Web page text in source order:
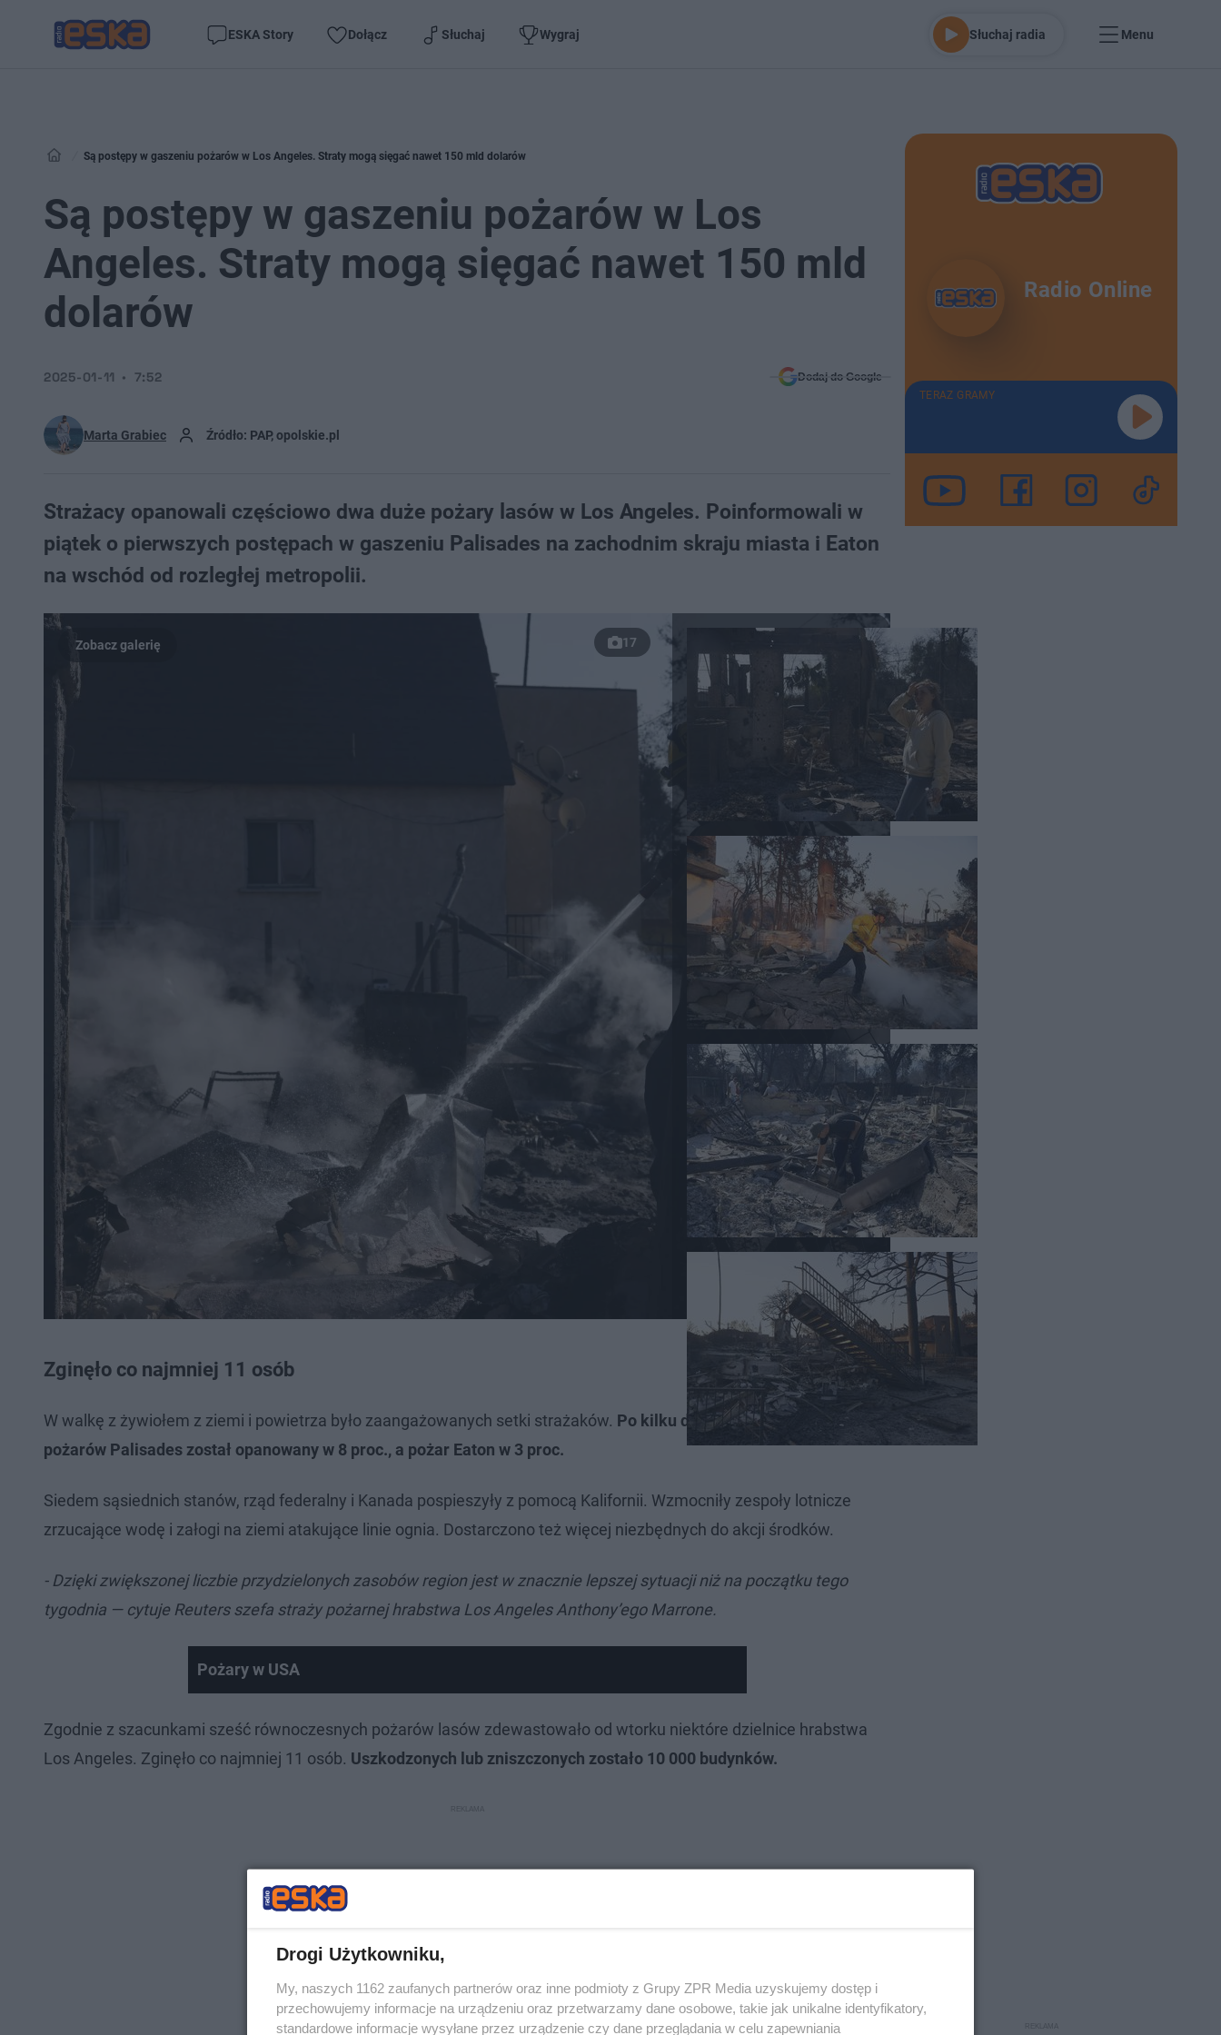
ESKA Story Dołącz Słuchaj Wygraj Słuchaj radia Menu
Są postępy w gaszeniu pożarów w Los Angeles. Straty mogą sięgać nawet 150 mld dolarów
Są postępy w gaszeniu pożarów w Los
Angeles. Straty mogą sięgać nawet 150 mld
dolarów
Marta Grabiec Źródło: PAP, opolskie.pl
2025-01-11 7:52 Dodaj do Google
Strażacy opanowali częściowo dwa duże pożary lasów w Los Angeles. Poinformowali w
piątek o pierwszych postępach w gaszeniu Palisades na zachodnim skraju miasta i Eaton
na wschód od rozległej metropolii.
17
Zginęło co najmniej 11 osób
W walkę z żywiołem z ziemi i powietrza było zaangażowanych setki strażaków. Po kilku dniach niekontrolowanych
pożarów Palisades został opanowany w 8 proc., a pożar Eaton w 3 proc.
Siedem sąsiednich stanów, rząd federalny i Kanada pospieszyły z pomocą Kalifornii. Wzmocniły zespoły lotnicze
zrzucające wodę i załogi na ziemi atakujące linie ognia. Dostarczono też więcej niezbędnych do akcji środków.
- Dzięki zwiększonej liczbie przydzielonych zasobów region jest w znacznie lepszej sytuacji niż na początku tego
tygodnia — cytuje Reuters szefa straży pożarnej hrabstwa Los Angeles Anthony’ego Marrone.
Pożary w USA
Zgodnie z szacunkami sześć równoczesnych pożarów lasów zdewastowało od wtorku niektóre dzielnice hrabstwa
Los Angeles. Zginęło co najmniej 11 osób. Uszkodzonych lub zniszczonych zostało 10 000 budynków.
Radio Online
TERAZ GRAMY
Drogi Użytkowniku,
My, naszych 1162 zaufanych partnerów oraz inne podmioty z Grupy ZPR Media uzyskujemy dostęp i
przechowujemy informacje na urządzeniu oraz przetwarzamy dane osobowe, takie jak unikalne identyfikatory,
standardowe informacje wysyłane przez urządzenie czy dane przeglądania w celu zapewniania